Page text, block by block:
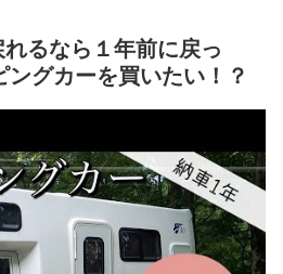
るなら１年前に戻っ
グカーを買いたい！？